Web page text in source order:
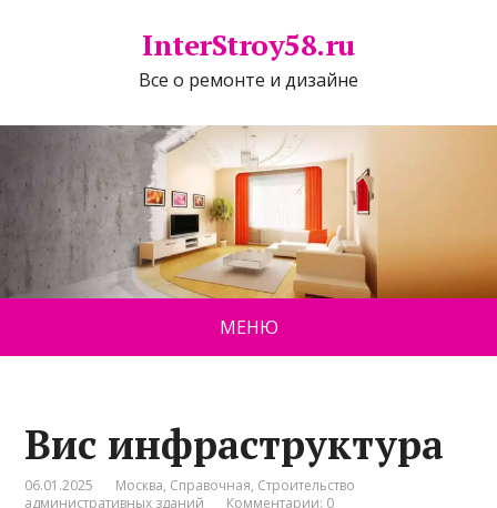
InterStroy58.ru
Все о ремонте и дизайне
МЕНЮ
Вис инфраструктура
06.01.2025 Москва, Справочная, Строительство
административных зданий
Комментарии: 0